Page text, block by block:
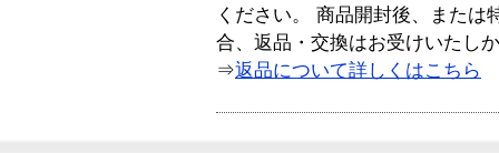
ください。 商品開封後、または
合、返品・交換はお受けいたし
⇒返品について詳しくはこちら